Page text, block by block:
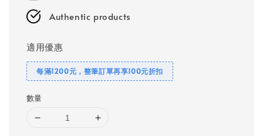
Authentic products
適用優惠
每滿1200元，整筆訂單再享100元折扣
數量